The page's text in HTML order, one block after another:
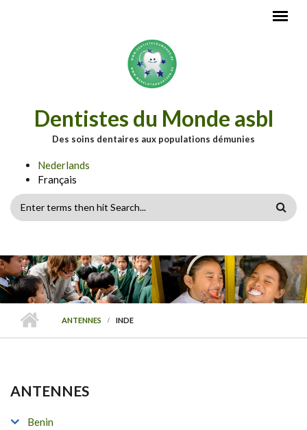
Dentistes du Monde asbl
Des soins dentaires aux populations démunies
Nederlands
Français
FORMULAIRE
RECHERCHE
ANTENNES INDE
ANTENNES
Benin